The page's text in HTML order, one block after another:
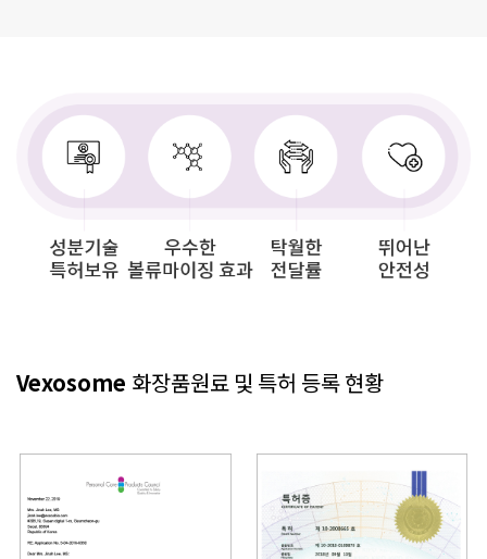
Vexosome 화장품원료 및 특허 등록 현황